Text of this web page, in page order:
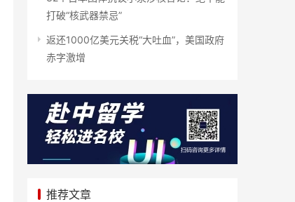
打破“核武器禁忌”
返还1000亿美元关税“大吐血”，美国政府
赤字激增
推荐文章